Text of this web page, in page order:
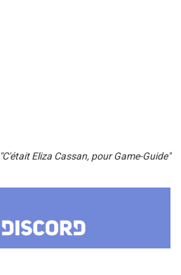
"C'était Eliza Cassan, pour Game-Guide"